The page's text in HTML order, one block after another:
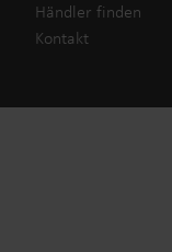
Händler finden
Kontakt